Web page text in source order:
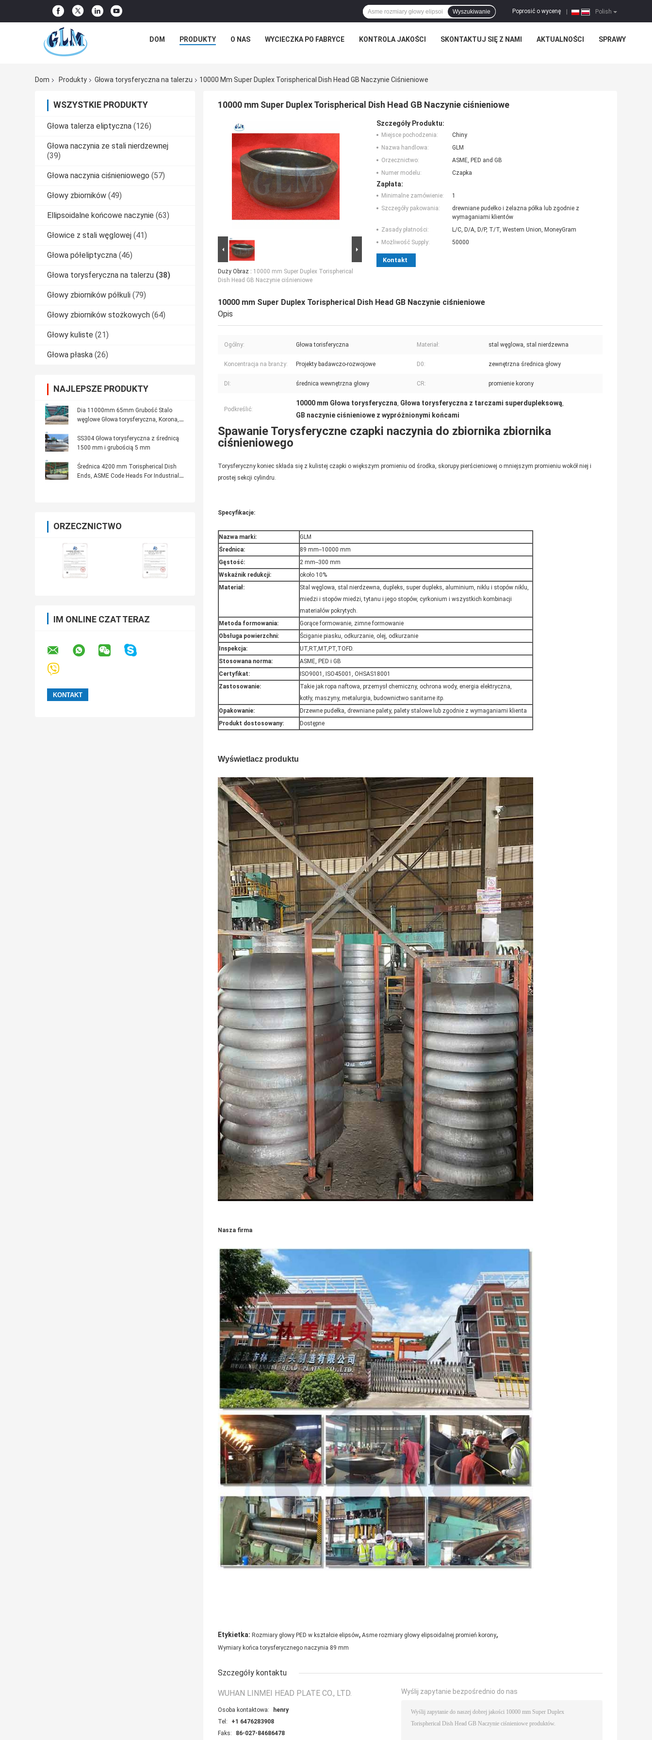
Polish
Poprosić o wycenę
Wyszukiwanie
DOM PRODUKTY O NAS WYCIECZKA PO FABRYCE KONTROLA JAKOŚCI SKONTAKTUJ SIĘ Z NAMI AKTUALNOŚCI SPRAWY
Dom Produkty Głowa torysferyczna na talerzu 10000 Mm Super Duplex Torispherical Dish Head GB Naczynie Ciśnieniowe
WSZYSTKIE PRODUKTY
Głowa talerza eliptyczna (126)
Głowa naczynia ze stali nierdzewnej
(39)
Głowa naczynia ciśnieniowego (57)
Głowy zbiorników (49)
Ellipsoidalne końcowe naczynie (63)
Głowice z stali węglowej (41)
Głowa półeliptyczna (46)
Głowa torysferyczna na talerzu (38)
Głowy zbiorników półkuli (79)
Głowy zbiorników stożkowych (64)
Głowy kuliste (21)
Głowa płaska (26)
NAJLEPSZE PRODUKTY
Dia 11000mm 65mm Grubość Stalo
węglowe Głowa torysferyczna, Korona,
SS304 Głowa torysferyczna z średnicą
1500 mm i grubością 5 mm
Średnica 4200 mm Torispherical Dish
Ends, ASME Code Heads For Industrial
ORZECZNICTWO
IM ONLINE CZAT TERAZ
10000 mm Super Duplex Torispherical Dish Head GB Naczynie ciśnieniowe
Duży Obraz : 10000 mm Super Duplex Torispherical
Dish Head GB Naczynie ciśnieniowe
Szczegóły Produktu:
Miejsce pochodzenia:
Chiny
Nazwa handlowa:
GLM
Orzecznictwo:
ASME, PED and GB
Numer modelu:
Czapka
Zapłata:
Minimalne zamówienie:
1
Szczegóły pakowania:
drewniane pudełko i żelazna półka lub zgodnie z
wymaganiami klientów
Zasady płatności:
L/C, D/A, D/P, T/T, Western Union, MoneyGram
Możliwość Supply:
50000
Kontakt
10000 mm Super Duplex Torispherical Dish Head GB Naczynie ciśnieniowe
Opis
Ogólny: Głowa torisferyczna Materiał: stal węglowa, stal nierdzewna
Koncentracja na branży: Projekty badawczo-rozwojowe D0: zewnętrzna średnica głowy
DI: średnica wewnętrzna głowy CR: promienie korony
Podkreślić:
10000 mm Głowa torysferyczna, Głowa torysferyczna z tarczami superdupleksową,
GB naczynie ciśnieniowe z wypróżnionymi końcami
Spawanie Torysferyczne czapki naczynia do zbiornika zbiornika
ciśnieniowego
Torysferyczny koniec składa się z kulistej czapki o większym promieniu od środka, skorupy pierścieniowej o mniejszym promieniu wokół niej i
prostej sekcji cylindru.
Specyfikacje:
Nazwa marki:
GLM
Średnica:
89 mm--10000 mm
Gęstość:
2 mm--300 mm
Wskaźnik redukcji:
około 10%
Materiał:
Stal węglowa, stal nierdzewna, dupleks, super dupleks, aluminium, niklu i stopów niklu,
miedzi i stopów miedzi, tytanu i jego stopów, cyrkonium i wszystkich kombinacji
materiałów pokrytych.
Metoda formowania:
Gorące formowanie, zimne formowanie
Obsługa powierzchni:
Ściganie piasku, odkurzanie, olej, odkurzanie
Inspekcja:
UT,RT,MT,PT,TOFD.
Stosowana norma:
ASME, PED i GB
Certyfikat:
ISO9001, ISO45001, OHSAS18001
Zastosowanie:
Takie jak ropa naftowa, przemysł chemiczny, ochrona wody, energia elektryczna,
kotły, maszyny, metalurgia, budownictwo sanitarne itp.
Opakowanie:
Drzewne pudełka, drewniane palety, palety stalowe lub zgodnie z wymaganiami klienta
Produkt dostosowany:
Dostępne
Wyświetlacz produktu
Nasza firma
Etykietka: Rozmiary głowy PED w kształcie elipsów, Asme rozmiary głowy elipsoidalnej promień korony,
Wymiary końca torysferycznego naczynia 89 mm
Szczegóły kontaktu
WUHAN LINMEI HEAD PLATE CO., LTD.
Osoba kontaktowa:
henry
Tel:
+1 6476283908
Faks:
86-027-84686478
Wyślij zapytanie bezpośrednio do nas